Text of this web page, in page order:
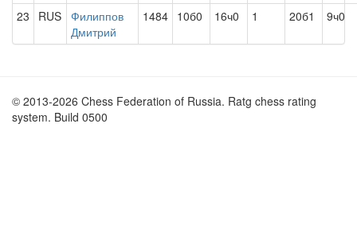
23 RUS Филиппов
Дмитрий
1484 10б0 16ч0 1 20б1 9ч0
© 2013-2026 Chess Federation of Russia. Ratg chess rating
system. Build 0500